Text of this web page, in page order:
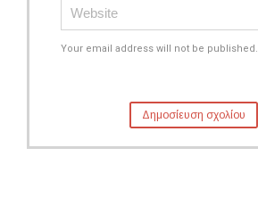
Your email address will not be published.